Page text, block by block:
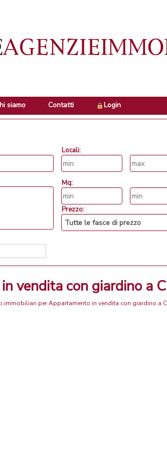
siamo Contatti Login
Locali:
Mq:
Prezzo:
in vendita con giardino a
immobiliari per Appartamento in vendita con giardino a